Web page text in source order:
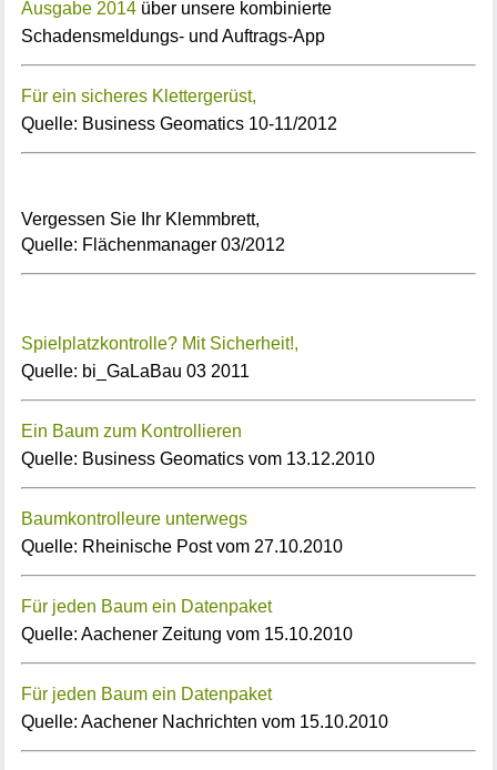
Ausgabe 2014 über unsere kombinierte
Schadensmeldungs- und Auftrags-App
Für ein sicheres Klettergerüst,
Quelle: Business Geomatics 10-11/2012
Vergessen Sie Ihr Klemmbrett,
Quelle: Flächenmanager 03/2012
Spielplatzkontrolle? Mit Sicherheit!,
Quelle: bi_GaLaBau 03 2011
Ein Baum zum Kontrollieren
Quelle: Business Geomatics vom 13.12.2010
Baumkontrolleure unterwegs
Quelle: Rheinische Post vom 27.10.2010
Für jeden Baum ein Datenpaket
Quelle: Aachener Zeitung vom 15.10.2010
Für jeden Baum ein Datenpaket
Quelle: Aachener Nachrichten vom 15.10.2010